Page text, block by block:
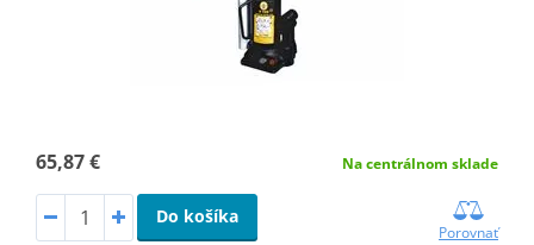
65,87 € Na centrálnom sklade
Do košíka
Porovnať